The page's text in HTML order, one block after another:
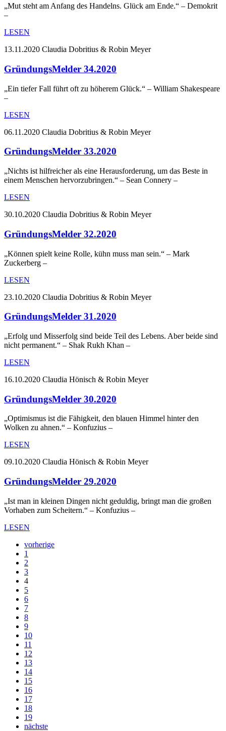
„Mut steht am Anfang des Handelns. Glück am Ende.“ – Demokrit
–
LESEN
13.11.2020 Claudia Dobritius & Robin Meyer
GründungsMelder 34.2020
„Ein tiefer Fall führt oft zu höherem Glück.“ – William Shakespeare
–
LESEN
06.11.2020 Claudia Dobritius & Robin Meyer
GründungsMelder 33.2020
„Nichts ist hilfreicher als eine Herausforderung, um das Beste in
einem Menschen hervorzubringen.“ – Sean Connery –
LESEN
30.10.2020 Claudia Dobritius & Robin Meyer
GründungsMelder 32.2020
„Können spielt keine Rolle, kühn muss man sein.“ – Mark
Zuckerberg –
LESEN
23.10.2020 Claudia Dobritius & Robin Meyer
GründungsMelder 31.2020
„Erfolg und Misserfolg sind beide Teil des Lebens. Aber beide sind
nicht permanent.“ – Shak Rukh Khan –
LESEN
16.10.2020 Claudia Hönisch & Robin Meyer
GründungsMelder 30.2020
„Optimismus ist die Fähigkeit, den blauen Himmel hinter den
Wolken zu ahnen.“ – Konfuzius –
LESEN
09.10.2020 Claudia Hönisch & Robin Meyer
GründungsMelder 29.2020
„Ist man in kleinen Dingen nicht geduldig, bringt man die großen
Vorhaben zum Scheitern.“ – Konfuzius –
LESEN
vorherige
1
2
3
4
5
6
7
8
9
10
11
12
13
14
15
16
17
18
19
nächste